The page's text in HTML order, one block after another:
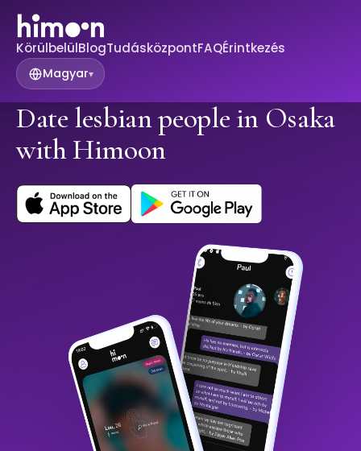
KörülbelülBlogTudásközpontFAQÉrintkezés
Magyar▾
Date lesbian people in Osaka
with Himoon